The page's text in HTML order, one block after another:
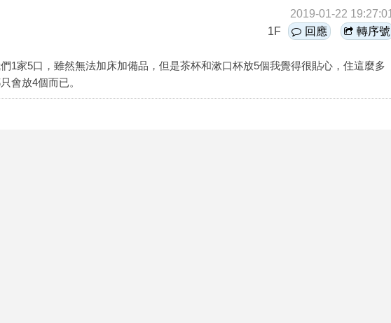
2019-01-22 19:27:01
1F
回應 轉序號
1家5口，雖然無法加床加備品，但是茶杯和漱口杯放5個我覺得很貼心，住這麼多
會放4個而已。